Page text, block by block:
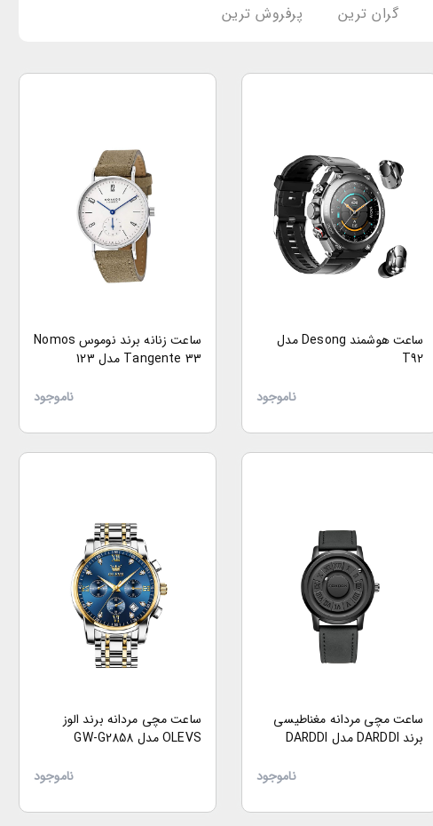
گران ترین پرفروش ترین
ساعت هوشمند Desong مدل
T92
ناموجود
ساعت زنانه برند نوموس Nomos
Tangente 33 مدل 123
ناموجود
ساعت مچی مردانه مغناطیسی
برند DARDDI مدل DARDDI
ناموجود
ساعت مچی مردانه برند الوز
OLEVS مدل GW-G2858
ناموجود